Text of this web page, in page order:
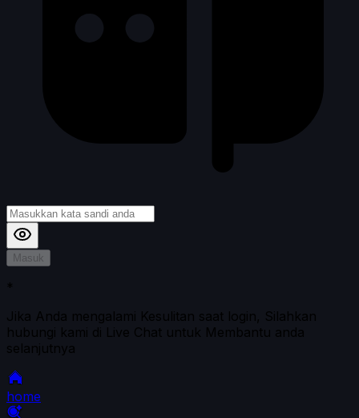
Masuk
*
Jika Anda mengalami Kesulitan saat login, Silahkan
hubungi kami di Live Chat untuk Membantu anda
selanjutnya
home